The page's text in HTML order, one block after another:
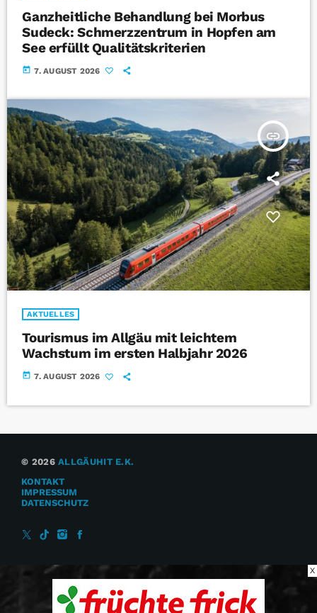
Ganzheitliche Behandlung bei Morbus
Sudeck: Schmerzzentrum in Hopfen am
See erfüllt Qualitätskriterien
today 7. AUGUST 2026
insert_link
AKTUELLES
Tourismus im Allgäu mit leichtem
Wachstum im ersten Halbjahr 2026
today 7. AUGUST 2026
© 2026ALLGÄUHIT E.K.
KONTAKT
IMPRESSUM
DATENSCHUTZ
X